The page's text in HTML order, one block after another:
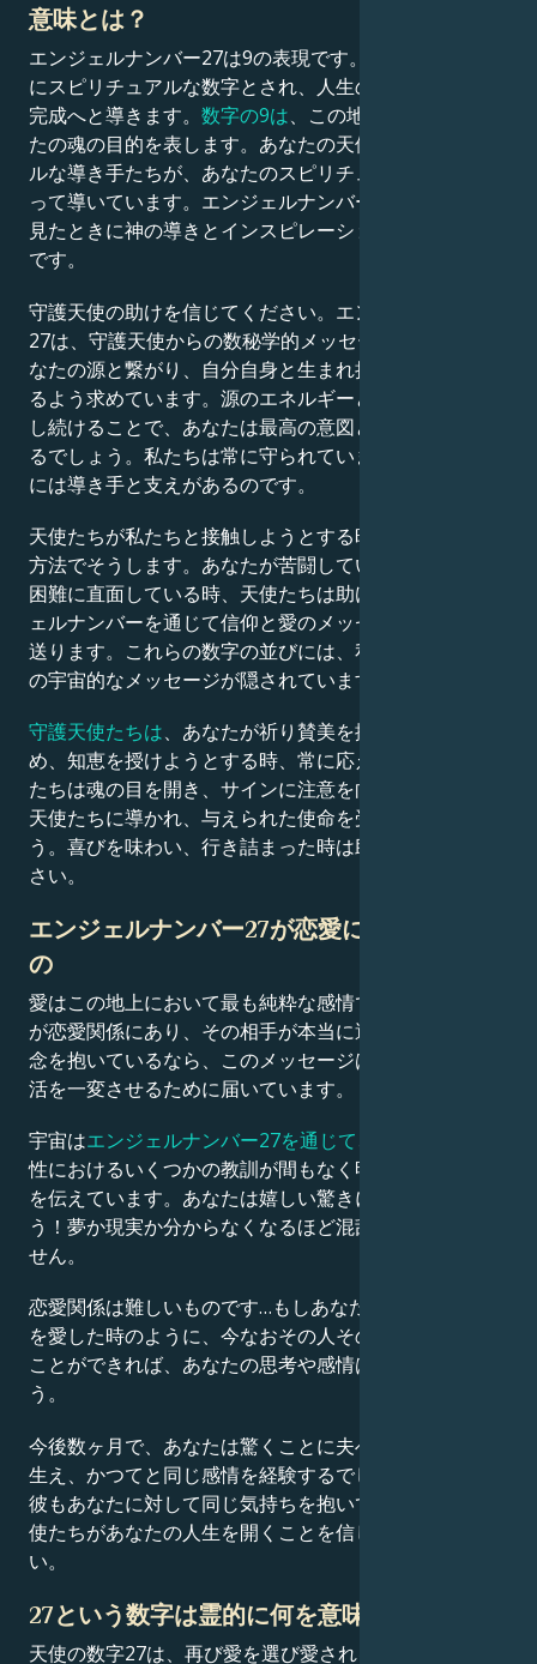
意味とは？
エンジェルナンバー27は9の表現です。2＋7＝9。非常
にスピリチュアルな数字とされ、人生のより高い目的の
完成へと導きます。 数字の9は、この地上におけるあな
たの魂の目的を表します。あなたの天使やスピリチュア
ルな導き手たちが、あなたのスピリチュアルな道筋に沿
って導いています。エンジェルナンバー27は、それを
見たときに神の導きとインスピレーションのメッセージ
です。
守護天使の助けを信じてください。エンジェルナンバー
27は、守護天使からの数秘学的メッセージであり、あ
なたの源と繋がり、自分自身と生まれ持った能力を信じ
るよう求めています。源のエネルギーと一体化し、集中
し続けることで、あなたは最高の意図と可能性を顕現す
るでしょう。私たちは常に守られています。私たちの旅
には導き手と支えがあるのです。
天使たちが私たちと接触しようとする時、彼らは微妙な
方法でそうします。あなたが苦闘している時、あるいは
困難に直面している時、天使たちは助けに来て、エンジ
ェルナンバーを通じて信仰と愛のメッセージをあなたに
送ります。これらの数字の並びには、私たちの宇宙から
の宇宙的なメッセージが隠されています。
守護天使たちは、あなたが祈り賛美を捧げ、助けを求
め、知恵を授けようとする時、常に応えてくれます…私
たちは魂の目を開き、サインに注意を向けるだけです。
天使たちに導かれ、与えられた使命を受け入れましょ
う。喜びを味わい、行き詰まった時は助けを求めてくだ
さい。
エンジェルナンバー27が恋愛に意味するも
の
愛はこの地上において最も純粋な感情です。もしあなた
が恋愛関係にあり、その相手が本当に運命の人なのか疑
念を抱いているなら、このメッセージはあなたの恋愛生
活を一変させるために届いています。
宇宙はエンジェルナンバー27を通じて
性におけるいくつかの教訓が間もなく明らかになること
を伝えています。あなたは嬉しい驚きに包まれるでしょ
う！夢か現実か分からなくなるほど混乱するかもしれま
せん。
恋愛関係は難しいものです…もしあなたが、初めて相手
を愛した時のように、今なおその人そのものを見つめる
ことができれば、あなたの思考や感情は変わるでしょ
う。
今後数ヶ月で、あなたは驚くことに夫への恋心が再び芽
生え、かつてと同じ感情を経験するでしょう——そして
彼もあなたに対して同じ気持ちを抱いています！愛の天
使たちがあなたの人生を開くことを信じ続けてくださ
い。
27という数字は霊的に何を意味するのか？
天使の数字27は、再び愛を選び愛されるための強い愛